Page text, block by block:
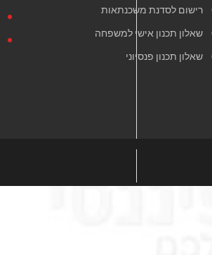
רישום לסדנת משכנתאות
שאלון תכנון אישי למשפחה
שאלון תכנון פנסיוני